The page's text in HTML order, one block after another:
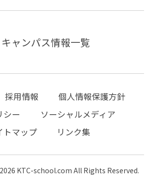
キャンパス情報一覧
採用情報
個人情報保護方針
シー
ソーシャルメディア
トマップ
リンク集
KTC-school.com All Rights Reserved.